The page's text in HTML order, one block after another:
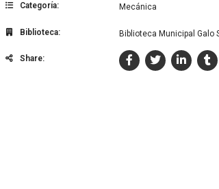
Categoría: Mecánica
Biblioteca: Biblioteca Municipal Galo
Share: